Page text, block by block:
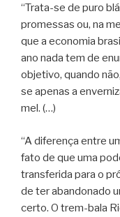
“Trata-se de puro
promessas ou, na
que a economia
ano nada tem de
objetivo, quando
se apenas a
mel. (…)
“A diferença entre
fato de que uma
transferida para o
de ter abandonado
certo. O trem-bala